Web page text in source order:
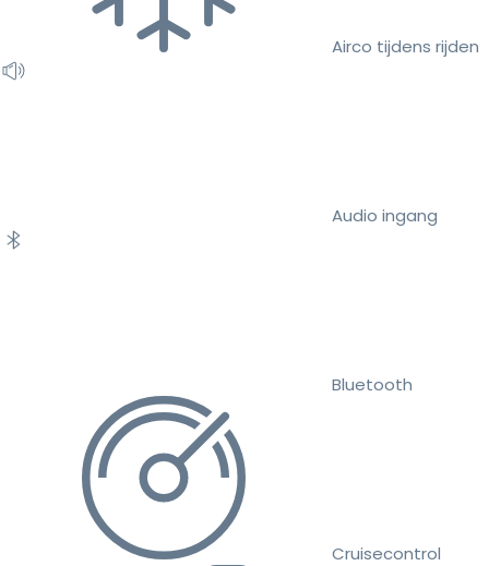
Airco tijdens rijden
Audio ingang
Bluetooth
Cruisecontrol